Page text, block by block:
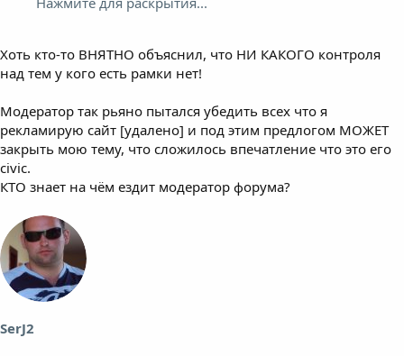
Хоть кто-то ВНЯТНО объяснил, что НИ КАКОГО контроля
над тем у кого есть рамки нет!
Модератор так рьяно пытался убедить всех что я
рекламирую сайт [удалено] и под этим предлогом МОЖЕТ
закрыть мою тему, что сложилось впечатление что это его
civic.
КТО знает на чём ездит модератор форума?
SerJ2